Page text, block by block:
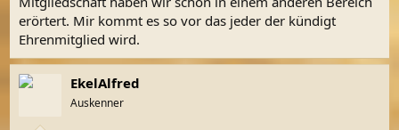
erörtert. Mir kommt es so vor das jeder der kündigt
Ehrenmitglied wird.
EkelAlfred
Auskenner